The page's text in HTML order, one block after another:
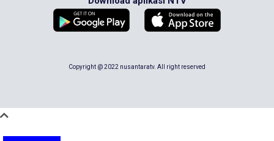
Copyright @ 2022 nusantaratv. All right reserved